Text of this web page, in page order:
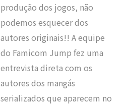
produção dos jogos, não
podemos esquecer dos
autores originais!! A equipe
do Famicom Jump fez uma
entrevista direta com os
autores dos mangás
serializados que aparecem no